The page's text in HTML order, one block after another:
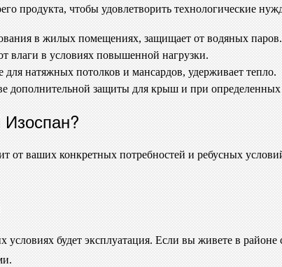
продукта, чтобы удовлетворить технологические
в жилых помещениях, защищает от водяных паров.
влаги в условиях повышенной нагрузки.
для натяжных потолков и мансардов, удерживает тепло.
дополнительной защиты для крыш и при определенных
от ваших конкретных потребностей и ребусных
условиях будет эксплуатация. Если вы живете в